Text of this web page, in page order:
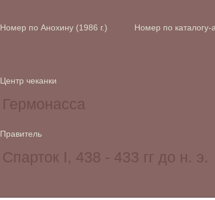
Номер по Анохину (1986 г.) Номер по каталогу-
Центр чеканки
Правитель